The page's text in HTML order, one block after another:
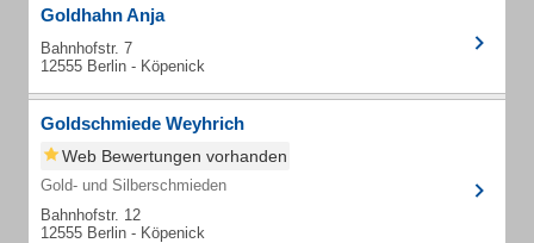
Goldhahn Anja
Bahnhofstr. 7
12555 Berlin - Köpenick
Goldschmiede Weyhrich
Web Bewertungen vorhanden
Gold- und Silberschmieden
Bahnhofstr. 12
12555 Berlin - Köpenick